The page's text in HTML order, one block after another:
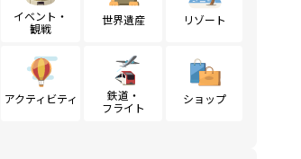
イベント・
観戦
世界遺産 リゾート
アクティビティ
鉄道・
フライト
ショップ